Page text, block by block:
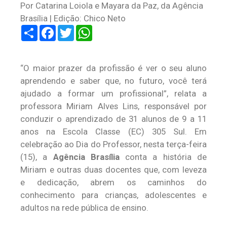
Por Catarina Loiola e Mayara da Paz, da Agência
Brasília | Edição: Chico Neto
ShareFacebook
Twitter
“O maior prazer da profissão é ver o seu aluno
aprendendo e saber que, no futuro, você terá
ajudado a formar um profissional”, relata a
professora Miriam Alves Lins, responsável por
conduzir o aprendizado de 31 alunos de 9 a 11
anos na Escola Classe (EC) 305 Sul. Em
celebração ao Dia do Professor, nesta terça-feira
(15), a Agência Brasíliaconta a história de
Miriam e outras duas docentes que, com leveza
e dedicação, abrem os caminhos do
conhecimento para crianças, adolescentes e
adultos na rede pública de ensino.